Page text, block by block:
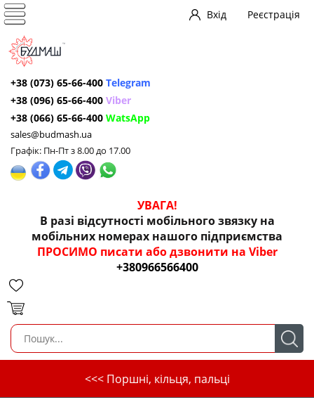
Вхід Реєстрація
+38 (073) 65-66-400 Telegram
+38 (096) 65-66-400 Viber
+38 (066) 65-66-400 WatsApp
sales@budmash.ua
Графік: Пн-Пт з 8.00 до 17.00
УВАГА!
В разі відсутності мобільного звязку на
мобільних номерах нашого підприємства
ПРОСИМО писати або дзвонити на Viber
+380966566400
<<< Поршні, кільця, пальці